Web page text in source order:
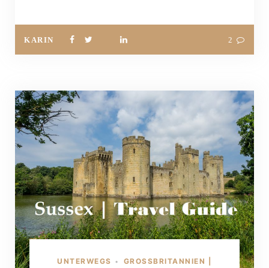
KARIN 2
UNTERWEGS •
GROSSBRITANNIEN | I